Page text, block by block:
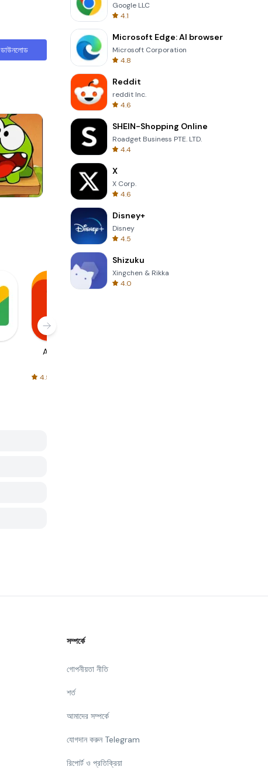
ডাউনলোড
Words of Wonders
AliExpress
4.5
Google LLC
4.1
Microsoft Edge: AI browser
Microsoft Corporation
4.8
Reddit
reddit Inc.
4.6
SHEIN-Shopping Online
Roadget Business PTE. LTD.
4.4
X
X Corp.
4.6
Disney+
Disney
4.5
Shizuku
Xingchen & Rikka
4.0
সম্পর্কে
গোপনীয়তা নীতি
শর্ত
আমাদের সম্পর্কে
যোগদান করুন Telegram
রিপোর্ট ও প্রতিক্রিয়া